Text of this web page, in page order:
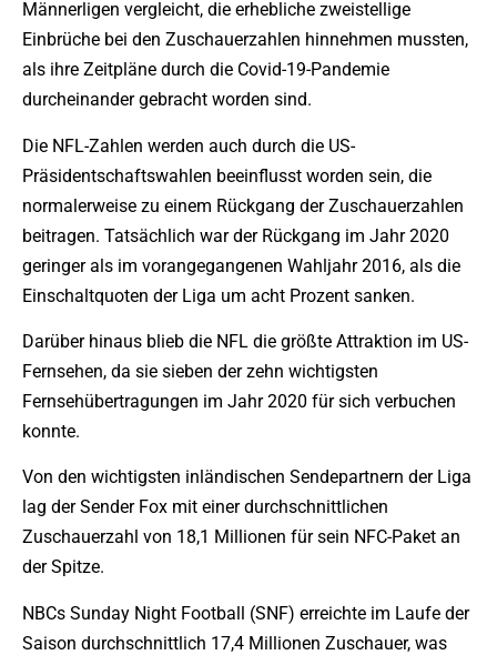
Männerligen vergleicht, die erhebliche zweistellige
Einbrüche bei den Zuschauerzahlen hinnehmen mussten,
als ihre Zeitpläne durch die Covid-19-Pandemie
durcheinander gebracht worden sind.
Die NFL-Zahlen werden auch durch die US-
Präsidentschaftswahlen beeinflusst worden sein, die
normalerweise zu einem Rückgang der Zuschauerzahlen
beitragen. Tatsächlich war der Rückgang im Jahr 2020
geringer als im vorangegangenen Wahljahr 2016, als die
Einschaltquoten der Liga um acht Prozent sanken.
Darüber hinaus blieb die NFL die größte Attraktion im US-
Fernsehen, da sie sieben der zehn wichtigsten
Fernsehübertragungen im Jahr 2020 für sich verbuchen
konnte.
Von den wichtigsten inländischen Sendepartnern der Liga
lag der Sender Fox mit einer durchschnittlichen
Zuschauerzahl von 18,1 Millionen für sein NFC-Paket an
der Spitze.
NBCs Sunday Night Football (SNF) erreichte im Laufe der
Saison durchschnittlich 17,4 Millionen Zuschauer, was